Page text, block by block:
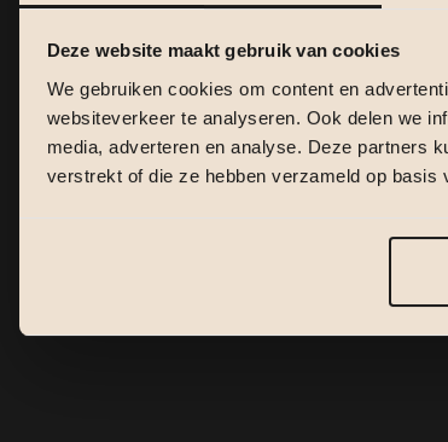
Deze website maakt gebruik van cookies
We gebruiken cookies om content en
websiteverkeer te analyseren. Ook delen we
media, adverteren en analyse. Deze partners
verstrekt of die ze hebben verzameld op basis